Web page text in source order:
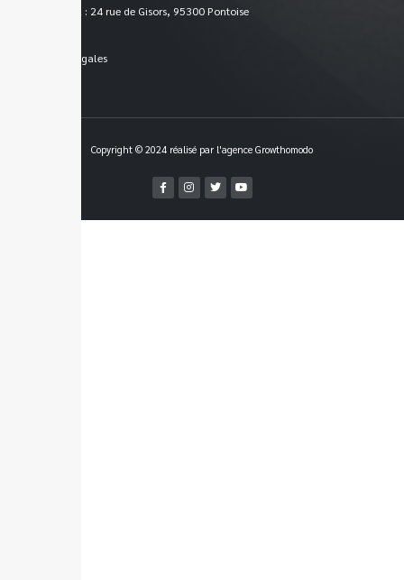
Siège social : 24 rue de Gisors, 95300 Pontoise
Mentions légales
Copyright © 2024 réalisé par l'agence Growthomodo